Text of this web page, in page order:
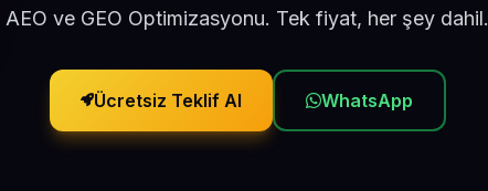
AEO ve GEO Optimizasyonu. Tek fiyat, her şey dahil.
Ücretsiz Teklif Al WhatsApp